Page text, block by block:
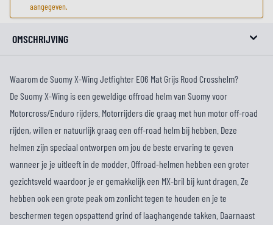
aangegeven.
OMSCHRIJVING
Waarom de Suomy X-Wing Jetfighter E06 Mat Grijs Rood Crosshelm?
De Suomy X-Wing is een geweldige offroad helm van Suomy voor
Motorcross/Enduro rijders. Motorrijders die graag met hun motor off-road
rijden, willen er natuurlijk graag een off-road helm bij hebben. Deze
helmen zijn speciaal ontworpen om jou de beste ervaring te geven
wanneer je je uitleeft in de modder. Offroad-helmen hebben een groter
gezichtsveld waardoor je er gemakkelijk een MX-bril bij kunt dragen. Ze
hebben ook een grote peak om zonlicht tegen te houden en je te
beschermen tegen opspattend grind of laaghangende takken. Daarnaast